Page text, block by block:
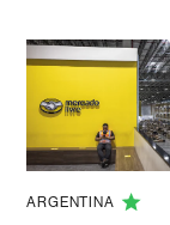
ARGENTINA